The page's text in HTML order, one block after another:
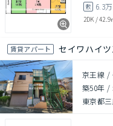
敷 6.3
2DK /42.9
賃貸アパート セイワハイ
京王線 /
築50年 /
東京都